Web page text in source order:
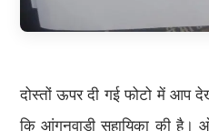
दोस्तों ऊपर दी गई फोटो में आप
कि आंगनवाड़ी सहायिका की है।